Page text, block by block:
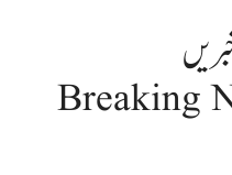
| Breaking